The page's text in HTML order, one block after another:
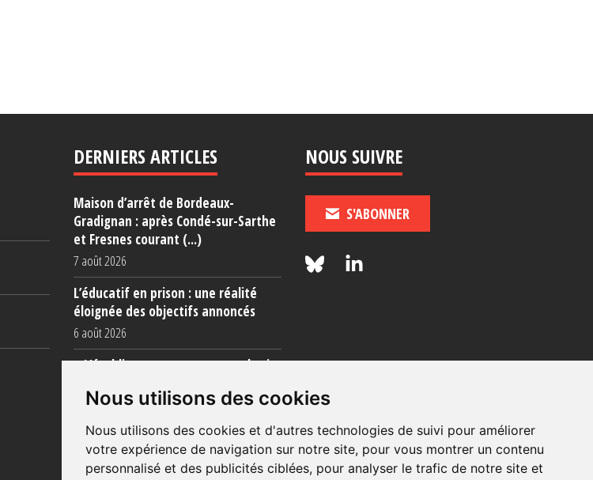
Nous utilisons des cookies
Nous utilisons des cookies et d'autres technologies de suivi pour améliorer
votre expérience de navigation sur notre site, pour vous montrer un contenu
personnalisé et des publicités ciblées, pour analyser le trafic de notre site et
DERNIERS ARTICLES
Maison d’arrêt de Bordeaux-
Gradignan : après Condé-sur-Sarthe
et Fresnes courant (...)
7 août 2026
L’éducatif en prison : une réalité
éloignée des objectifs annoncés
6 août 2026
« L’établissement est une porcherie
5 août 2026
NOUS SUIVRE
S'ABONNER